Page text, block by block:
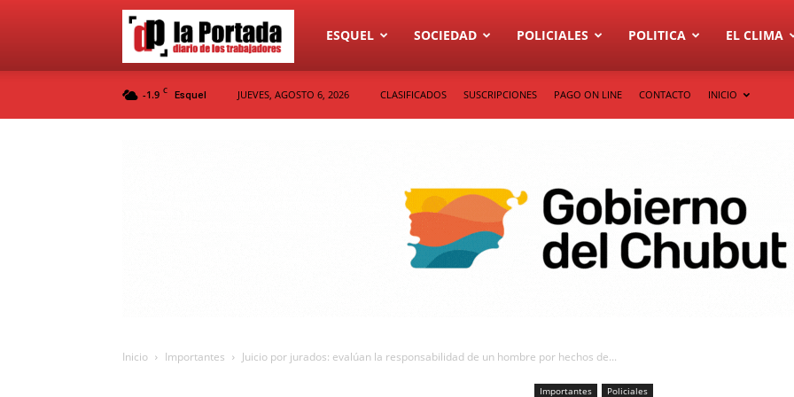
Diario
La
ESQUEL SOCIEDAD POLICIALES POLITICA EL CLIMA
-1.9 C Esquel JUEVES, AGOSTO 6, 2026 CLASIFICADOS SUSCRIPCIONES PAGO ON LINE CONTACTO INICIO
Inicio Importantes Juicio por jurados: evalúan la responsabilidad de un hombre por hechos de...
Importantes Policiales